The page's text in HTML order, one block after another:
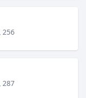
256
287